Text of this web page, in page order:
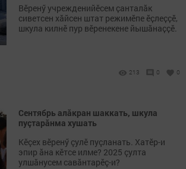
Вӗренӳ учрежденийӗсем ҫанталӑк
сиветсен хӑйсен штат режимӗпе ӗҫлеҫҫӗ,
шкула килнӗ пур вӗренекене йышӑнаҫҫӗ.
213 0 0
Сентябрь алăкран шаккать, шкула
пуçтарăнма хушать
Кӗçех вӗренӳ çулӗ пуçланать. Хатӗр-и
эпир ăна кӗтсе илме? 2025 çулта
улшăнусем савăнтарӗç-и?